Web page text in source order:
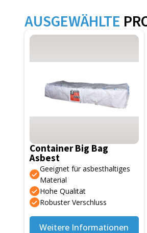
AUSGEWÄHLTE
Container Big Bag
Asbest
Geeignet für asbesthaltiges
Material
Hohe Qualität
Robuster Verschluss
Weitere Informationen